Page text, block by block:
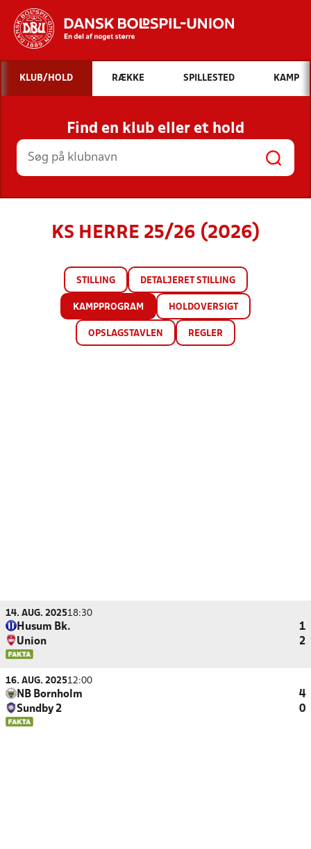
Hvad vil du søge efter?
INDHOLD OG NYHEDER
STILLINGER, RESULTATER, KLUBBER OG
HOLD
KLUB/HOLD RÆKKE SPILLESTED KAMP
Find en klub eller et hold
KS HERRE 25/26 (2026)
STILLING DETALJERET STILLING
KAMPPROGRAM HOLDOVERSIGT
OPSLAGSTAVLEN REGLER
14. AUG. 202518:30
Husum Bk.
1
Union
2
16. AUG. 202512:00
NB Bornholm
4
Sundby 2
0